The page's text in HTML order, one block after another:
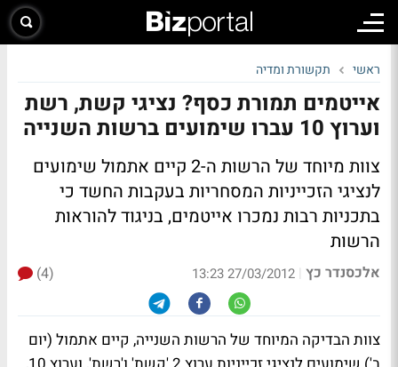
ראשי תקשורת ומדיה
אייטמים תמורת כסף? נציגי קשת, רשת
וערוץ 10 עברו שימועים ברשות השנייה
צוות מיוחד של הרשות ה-2 קיים אתמול שימועים
לנציגי הזכייניות המסחריות בעקבות החשד כי
בתכניות רבות נמכרו אייטמים, בניגוד להוראות
הרשות
אלכסנדר כץ |
27/03/2012 13:23
(4)
צוות הבדיקה המיוחד של הרשות השנייה, קיים אתמול (יום